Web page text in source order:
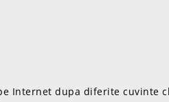
Internet dupa diferite cuvinte